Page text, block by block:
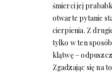
śmierci jej
otwarte pytanie
cierpienia. Z
tylko w ten
klątwę –
Zgadzając się na